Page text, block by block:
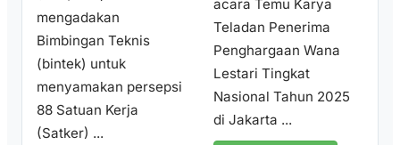
mengadakan
Bimbingan Teknis
(bintek) untuk
menyamakan persepsi
88 Satuan Kerja
(Satker) ...
acara Temu Karya
Teladan Penerima
Penghargaan Wana
Lestari Tingkat
Nasional Tahun 2025
di Jakarta ...